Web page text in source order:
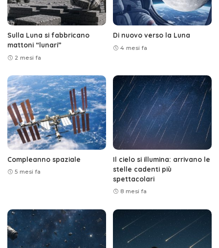
Sulla Luna si fabbricano
mattoni “lunari”
2 mesi fa
Di nuovo verso la Luna
4 mesi fa
Compleanno spaziale
5 mesi fa
Il cielo si illumina: arrivano le
stelle cadenti più
spettacolari
8 mesi fa